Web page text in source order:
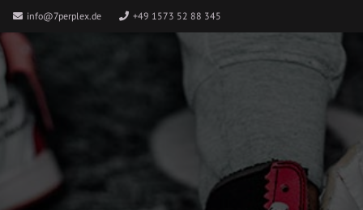
info@7perplex.de +49 1573 52 88 345